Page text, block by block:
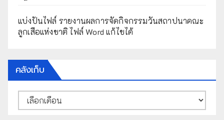
แบ่งปันไฟล์ รายงานผลการจัดกิจกรรมวันสถาปนาคณะ
ลูกเสือแห่งชาติ ไฟล์ Word แก้ไขได้
คลังเก็บ
คลัง
เก็บ